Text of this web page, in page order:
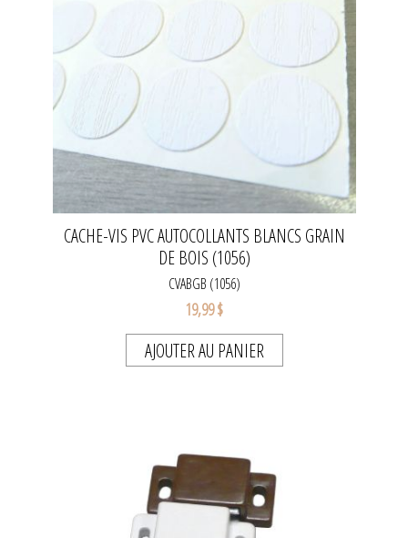
CACHE-VIS PVC AUTOCOLLANTS BLANCS GRAIN
DE BOIS (1056)
CVABGB (1056)
19,99 $
AJOUTER AU PANIER